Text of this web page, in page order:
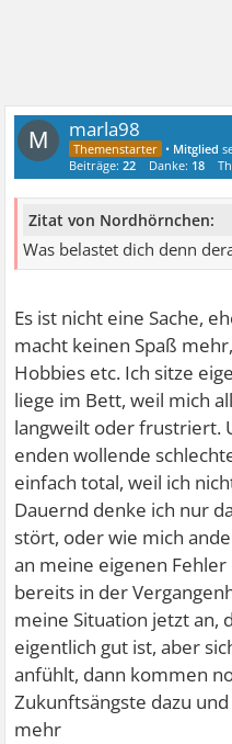
M marla98
• Mitglied
Beiträge:22 Danke: 18
Zitat von Nordhörnchen:
Was belastet dich denn
Es ist nicht eine Sache,
macht keinen Spaß
Hobbies etc. Ich sitze
liege im Bett, weil mich
langweilt oder frustriert.
enden wollende
einfach total, weil ich
Dauernd denke ich nur
stört, oder wie mich
an meine eigenen
bereits in der
meine Situation jetzt an,
eigentlich gut ist, aber
anfühlt, dann kommen
Zukunftsängste dazu
mehr